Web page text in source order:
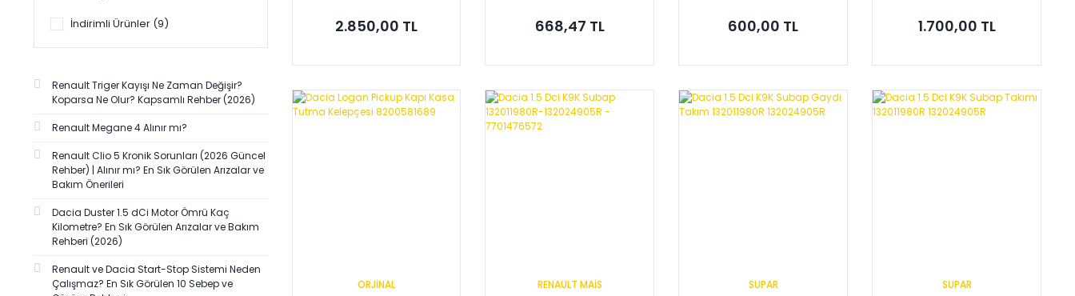
SARDES (1)
İndirimli Ürünler (9)
Renault Triger Kayışı Ne Zaman Değişir?
Koparsa Ne Olur? Kapsamlı Rehber (2026)
Renault Megane 4 Alınır mı?
Renault Clio 5 Kronik Sorunları (2026 Güncel
Rehber) | Alınır mı? En Sık Görülen Arızalar ve
Bakım Önerileri
Dacia Duster 1.5 dCi Motor Ömrü Kaç
Kilometre? En Sık Görülen Arızalar ve Bakım
Rehberi (2026)
Renault ve Dacia Start-Stop Sistemi Neden
Çalışmaz? En Sık Görülen 10 Sebep ve
2.850,00 TL
Sepete Ekle
668,47 TL
Sepete Ekle
600,00 TL
Sepete Ekle
1.700,00 TL
Sepete Ekle
ORJİNAL RENAULT MAİS SUPAR SUPAR